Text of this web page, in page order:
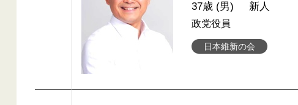
日本維新の会
37歳 (男) 新人
政党役員